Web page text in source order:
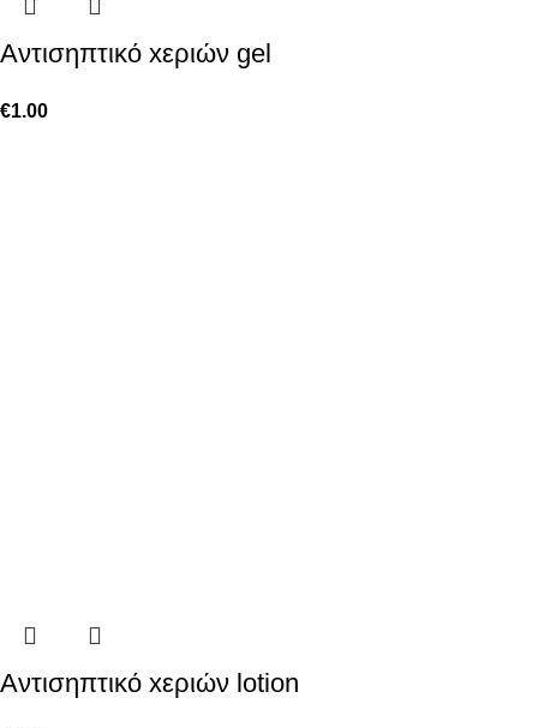
Aντισηπτικό xεριών gel
€1.00
Aντισηπτικό xεριών lotion